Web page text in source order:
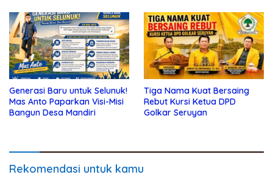
Generasi Baru untuk Selunuk!
Mas Anto Paparkan Visi-Misi
Bangun Desa Mandiri
Tiga Nama Kuat Bersaing
Rebut Kursi Ketua DPD
Golkar Seruyan
Rekomendasi untuk kamu